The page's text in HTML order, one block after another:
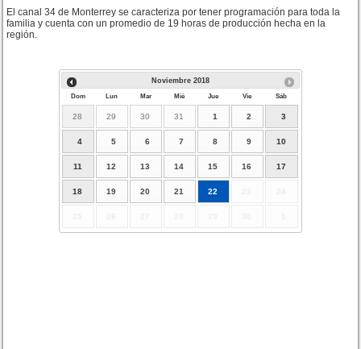
El canal 34 de Monterrey se caracteriza por tener programación para toda la
familia y cuenta con un promedio de 19 horas de producción hecha en la
región.
Noviembre 2018
Dom Lun Mar Mié Jue Vie Sáb
28 29 30 31 1 2 3
4 5 6 7 8 9 10
11 12 13 14 15 16 17
18 19 20 21 22